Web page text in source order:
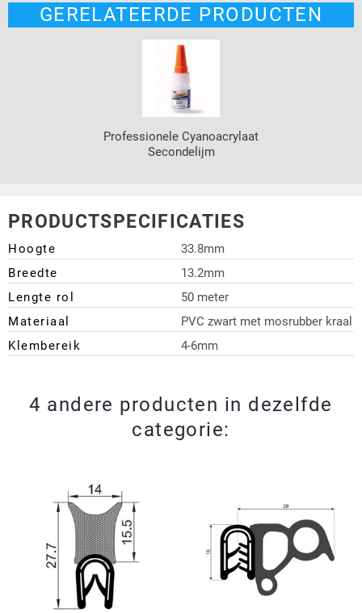
GERELATEERDE PRODUCTEN
Professionele Cyanoacrylaat
Secondelijm
PRODUCTSPECIFICATIES
Hoogte
33.8mm
Breedte
13.2mm
Lengte rol
50 meter
Materiaal
PVC zwart met mosrubber kraal
Klembereik
4-6mm
4 andere producten in dezelfde
categorie: